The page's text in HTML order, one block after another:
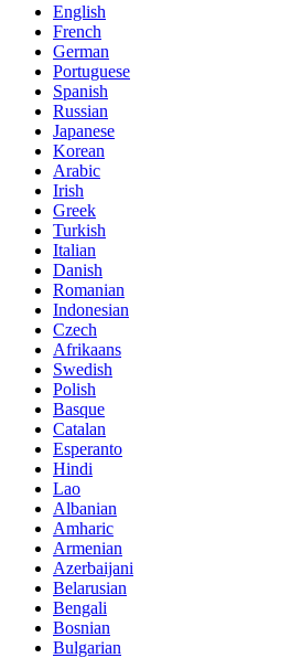
English
French
German
Portuguese
Spanish
Russian
Japanese
Korean
Arabic
Irish
Greek
Turkish
Italian
Danish
Romanian
Indonesian
Czech
Afrikaans
Swedish
Polish
Basque
Catalan
Esperanto
Hindi
Lao
Albanian
Amharic
Armenian
Azerbaijani
Belarusian
Bengali
Bosnian
Bulgarian